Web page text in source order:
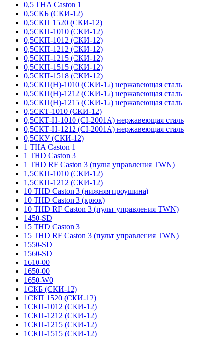
0,5 THA Caston 1
0,5СКБ (СКИ-12)
0,5СКП 1520 (СКИ-12)
0,5СКП-1010 (СКИ-12)
0,5СКП-1012 (СКИ-12)
0,5СКП-1212 (СКИ-12)
0,5СКП-1215 (СКИ-12)
0,5СКП-1515 (СКИ-12)
0,5СКП-1518 (СКИ-12)
0,5СКП(Н)-1010 (СКИ-12) нержавеющая сталь
0,5СКП(Н)-1212 (СКИ-12) нержавеющая сталь
0,5СКП(Н)-1215 (СКИ-12) нержавеющая сталь
0,5СКТ-1010 (СКИ-12)
0,5СКТ-Н-1010 (CI-2001A) нержавеющая сталь
0,5СКТ-Н-1212 (CI-2001A) нержавеющая сталь
0,5СКУ (СКИ-12)
1 THA Caston 1
1 THD Caston 3
1 THD RF Caston 3 (пульт управления TWN)
1,5СКП-1010 (СКИ-12)
1,5СКП-1212 (СКИ-12)
10 THD Caston 3 (нижняя проушина)
10 THD Caston 3 (крюк)
10 THD RF Caston 3 (пульт управления TWN)
1450-SD
15 THD Caston 3
15 THD RF Caston 3 (пульт управления TWN)
1550-SD
1560-SD
1610-00
1650-00
1650-W0
1СКБ (СКИ-12)
1СКП 1520 (СКИ-12)
1СКП-1012 (СКИ-12)
1СКП-1212 (СКИ-12)
1СКП-1215 (СКИ-12)
1СКП-1515 (СКИ-12)